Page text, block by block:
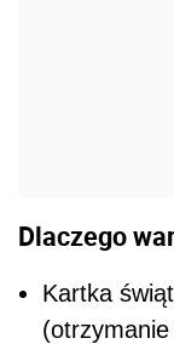
Dlaczego
Kartka